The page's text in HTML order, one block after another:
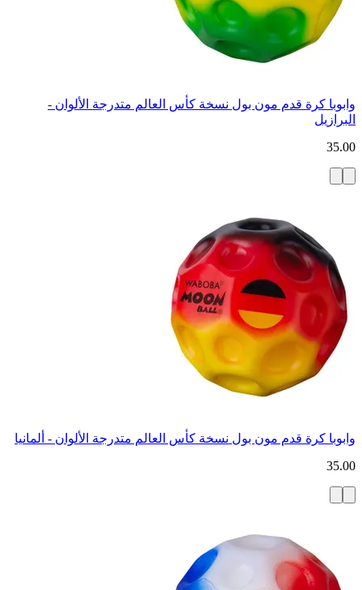
وابوبا كرة قدم مون بول نسخة كأس العالم متدرجة الألوان -
البرازيل
35.00
وابوبا كرة قدم مون بول نسخة كأس العالم متدرجة الألوان - ألمانيا
35.00